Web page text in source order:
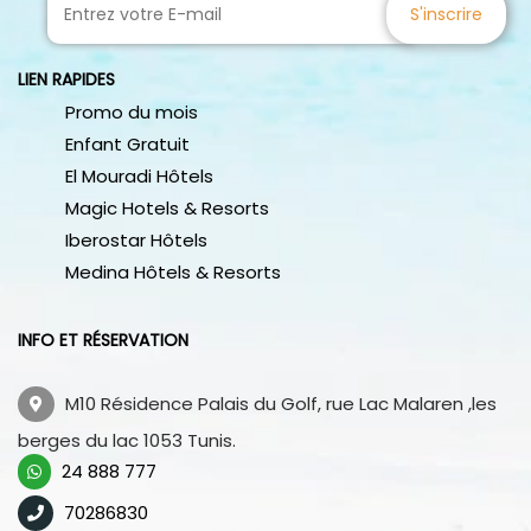
S'inscrire
LIEN RAPIDES
Promo du mois
Enfant Gratuit
El Mouradi Hôtels
Magic Hotels & Resorts
Iberostar Hôtels
Medina Hôtels & Resorts
INFO ET RÉSERVATION
M10 Résidence Palais du Golf, rue Lac Malaren ,les
berges du lac 1053 Tunis.
24 888 777
70286830